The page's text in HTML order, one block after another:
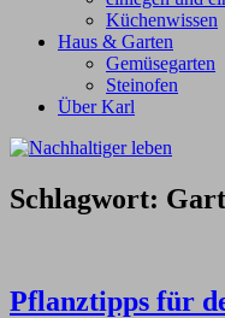
Küchenwissen
Haus & Garten
Gemüsegarten
Steinofen
Über Karl
Schlagwort:
Pflanztipps für